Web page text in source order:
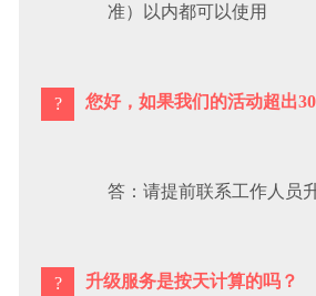
准）以内都可以使用
您好，如果我们的活动超出
答：请提前联系工作人员
升级服务是按天计算的吗？